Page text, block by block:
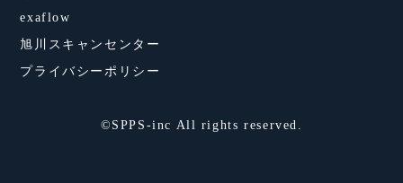
exaflow
旭川スキャンセンター
プライバシーポリシー
©SPPS-inc All rights reserved.